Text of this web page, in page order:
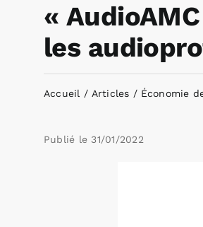
«
les
Accueil Articles Économie
Publié le 31/01/2022